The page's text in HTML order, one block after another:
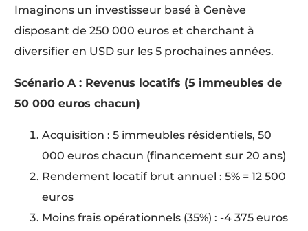
Imaginons un investisseur basé à Genève
disposant de 250 000 euros et cherchant à
diversifier en USD sur les 5 prochaines années.
Scénario A : Revenus locatifs (5 immeubles de
50 000 euros chacun)
Acquisition : 5 immeubles résidentiels, 50
000 euros chacun (financement sur 20 ans)
Rendement locatif brut annuel : 5% = 12 500
euros
Moins frais opérationnels (35%) : -4 375 euros